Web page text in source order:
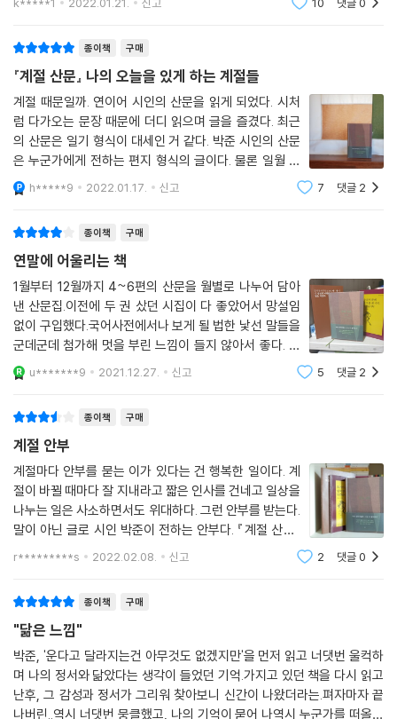
k*****1 2022.01.21. 신고 10 댓글0
종이책 구매
『계절 산문』 나의 오늘을 있게 하는 계절들
계절 때문일까. 연이어 시인의 산문을 읽게 되었다. 시처
럼 다가오는 문장 때문에 더디 읽으며 글을 즐겼다. 최근
의 산문은 일기 형식이 대세인 거 같다. 박준 시인의 산문
은 누군가에게 전하는 편지 형식의 글이다. 물론 일월 산
문부터 십이월 산문까지 이어져 있으니 일기라고 해도 좋
겠다. 가만가만히 전하는 마음을 온전히 받은 느낌이었다.
h*****9 2022.01.17. 신고 7 댓글 2
종이책 구매
연말에 어울리는 책
1월부터 12월까지 4~6편의 산문을 월별로 나누어 담아
낸 산문집.이전에 두 권 샀던 시집이 다 좋았어서 망설임
없이 구입했다.국어사전에서나 보게 될 법한 낯선 말들을
군데군데 첨가해 멋을 부린 느낌이 들지 않아서 좋다. 어
쩌면 훌륭한 글을 쓰는 데 있어서 어휘력은 크게 중요한
요소가 아닐지도 모른다는 생각이 들게 하는 작가들이 좋
u*******9 2021.12.27. 신고 5 댓글 2
종이책 구매
계절 안부
계절마다 안부를 묻는 이가 있다는 건 행복한 일이다. 계
절이 바뀔 때마다 잘 지내라고 짧은 인사를 건네고 일상을
나누는 일은 사소하면서도 위대하다. 그런 안부를 받는다.
말이 아닌 글로 시인 박준이 전하는 안부다. 『계절 산문』
이란 제목처럼 12달, 계절이 흐르는 순서대로 12달의 산
r*********s 2022.02.08. 신고 2 댓글0
종이책 구매
"닮은 느낌"
박준, '운다고 달라지는건 아무것도 없겠지만'을 먼저 읽고 너댓번 울컥하
며 나의 정서와 닮았다는 생각이 들었던 기억.가지고 있던 책을 다시 읽고
난후, 그 감성과 정서가 그리워 찾아보니 신간이 나왔더라는.펴자마자 끝
나버린..역시 너댓번 뭉클했고, 나의 기억이 묻어 나역시 누군가를 떠올리